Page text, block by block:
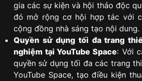
gia các sự kiện và hội thảo độc
đó mở rộng cơ hội hợp tác với
cộng đồng nhà sáng tạo nội dung.
Quyền sử dụng tối đa trang
nghiệm tại YouTube Space: Với
quyền sử dụng tối đa các trang
YouTube Space, tạo điều kiện